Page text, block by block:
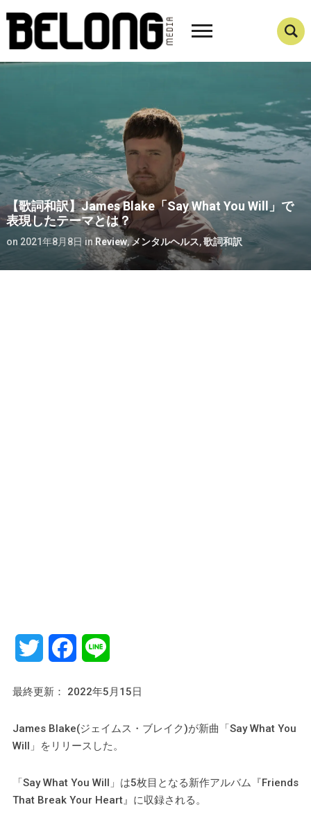
【歌詞和訳】James Blake「Say What You Will」で
表現したテーマとは？
on 2021年8月8日 in Review,メンタルヘルス,歌詞和訳
Twitter Facebook
最終更新： 2022年5月15日
James Blake(ジェイムス・ブレイク)が新曲「Say What You
Will」をリリースした。
「Say What You Will」は5枚目となる新作アルバム『Friends
That Break Your Heart』に収録される。